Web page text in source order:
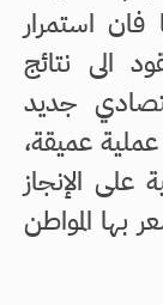
فان استمرار
الى نتائج
جديد
عميقة،
على الإنجاز
بها المواطن